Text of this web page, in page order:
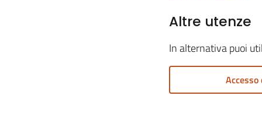
Altre utenze
In alternativa puoi